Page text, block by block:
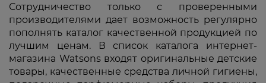
Сотрудничество только с проверенными
производителями дает возможность регулярно
пополнять каталог качественной продукцией по
лучшим ценам. В список каталога интернет-
магазина Watsons входят оригинальные детские
товары, качественные средства личной гигиены,